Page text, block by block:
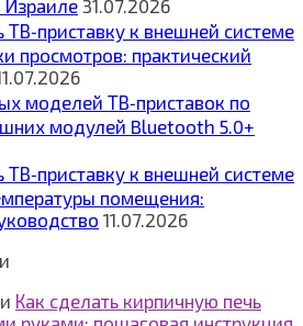
31.07.2026
к внешней системе
просмотров: практический
моделей ТВ‑приставок по
модулей Bluetooth 5.0+
к внешней системе
помещения:
11.07.2026
Как сделать кирпичную печь